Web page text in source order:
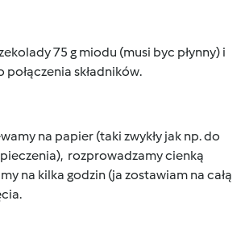
75 g miodu (musi byc płynny) i
składników.
na papier (taki zwykły jak np. do
rozprowadzamy cienką
na kilka godzin (ja zostawiam na całą